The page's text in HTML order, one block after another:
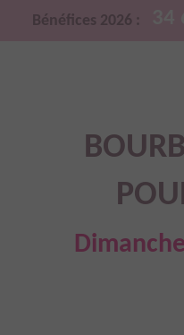
Bénéfices 2026 :